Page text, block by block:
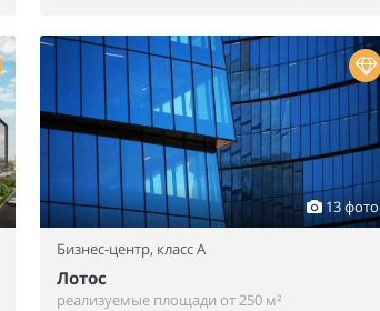
13 фото
Бизнес-центр, класс A
Лотос
реализуемые площади от 250 м²